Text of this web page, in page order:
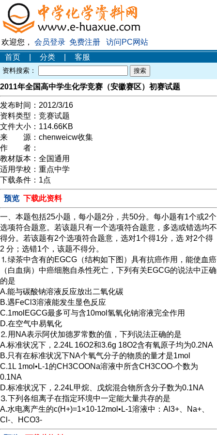
欢迎您， 会员登录 免费注册
访问PC网站
首页
分类 客服
资料搜索：
2011年全国高中学生化学竞赛（安徽赛区）初赛试题
发布时间： 2012/3/16
资料类型： 竞赛试题
文件大小： 114.66KB
来 源： chenweicw收集
作 者：
教材版本： 全国通用
适用学校： 重点中学
下载条件： 1点
预览 下载此资料
一、本题包括25小题，每小题2分，共50分。每小题有1个或2个
选项符合题意。若该题只有一个选项符合题意，多选或错选均不
得分。若该题有2个选项符合题意，选对1个得1分，选 对2个得
2 分；选错1个，该题不得分。
⒈绿茶中含有的EGCG（结构如下图）具有抗癌作用，能使血癌
（白血病）中癌细胞自杀性死亡，下列有关EGCG的说法中正确
的是
A.能与碳酸钠溶液反应放出二氧化碳
B.遇FeCl3溶液能发生显色反应
C.1molEGCG最多可与含10mol氢氧化钠溶液完全作用
D.在空气中易氧化
⒉用NA表示阿伏加德罗常数的值，下列说法正确的是
A.标准状况下，2.24L 16O2和3.6g 18O2含有氧原子均为0.2NA
B.只有在标准状况下NA个氧气分子的物质的量才是1mol
C.1L 1mol•L-1的CH3COONa溶液中所含CH3COO-个数为
0.1NA
D.标准状况下，2.24L甲烷、戊烷混合物所含分子数为0.1NA
⒊下列各组离子在指定环境中一定能大量共存的是
A.水电离产生的c(H+)=1×10-12mol•L-1溶液中：Al3+、Na+、
Cl-、HCO3-